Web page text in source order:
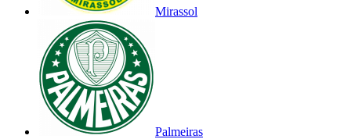
Mirassol
Palmeiras